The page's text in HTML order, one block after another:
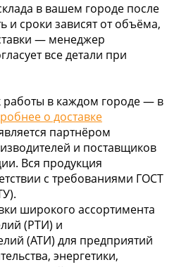
в вашем городе после
и сроки зависят от объёма,
— менеджер
все детали при
работы в каждом городе — в
о доставке
партнёром
и поставщиков
Вся продукция
с требованиями ГОСТ
широкого ассортимента
(РТИ) и
(АТИ) для предприятий
энергетики,